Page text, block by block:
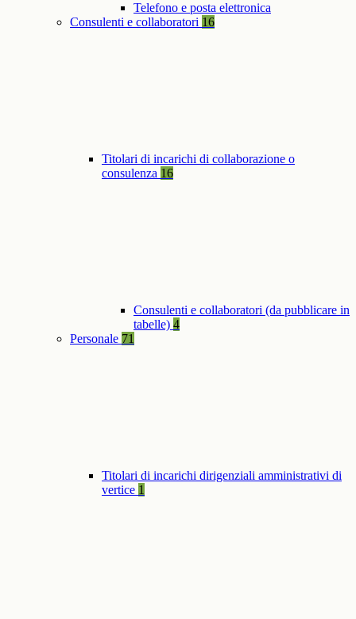
Telefono e posta elettronica
Consulenti e collaboratori 16
Titolari di incarichi di collaborazione o
consulenza 16
Consulenti e collaboratori (da pubblicare in
tabelle) 4
Personale 71
Titolari di incarichi dirigenziali amministrativi di
vertice 1